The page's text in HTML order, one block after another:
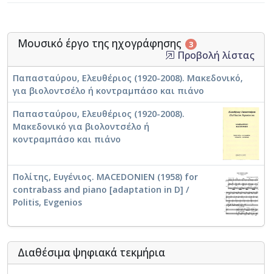
Μουσικό έργο της ηχογράφησης 3
Προβολή λίστας
Παπασταύρου, Ελευθέριος (1920-2008). Μακεδονικό,
για βιολοντσέλο ή κοντραμπάσο και πιάνο
Παπασταύρου, Ελευθέριος (1920-2008).
Μακεδονικό για βιολοντσέλο ή
κοντραμπάσο και πιάνο
Πολίτης, Ευγένιος. MACEDONIEN (1958) for
contrabass and piano [adaptation in D] /
Politis, Evgenios
Διαθέσιμα ψηφιακά τεκμήρια